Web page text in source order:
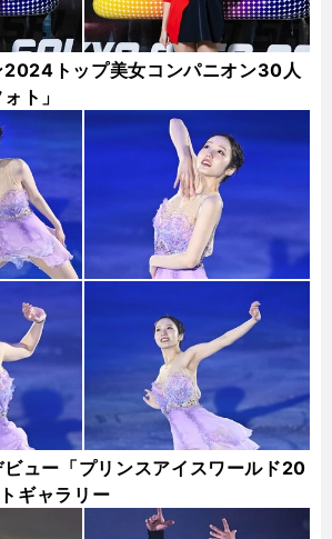
2024トップ美女コンパニオン30人
ト」
ュー「プリンスアイスワールド20
ギャラリー